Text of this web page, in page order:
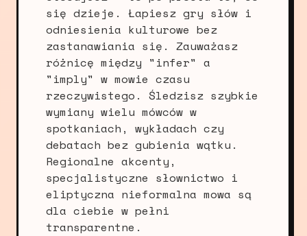
się dzieje. Łapiesz gry słów i
odniesienia kulturowe bez
zastanawiania się. Zauważasz
różnicę między "infer" a
"imply" w mowie czasu
rzeczywistego. Śledzisz szybkie
wymiany wielu mówców w
spotkaniach, wykładach czy
debatach bez gubienia wątku.
Regionalne akcenty,
specjalistyczne słownictwo i
eliptyczna nieformalna mowa są
dla ciebie w pełni
transparentne.